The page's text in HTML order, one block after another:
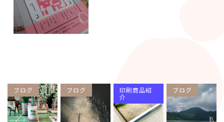
ブログ ブログ
印刷商品紹
介
ブログ